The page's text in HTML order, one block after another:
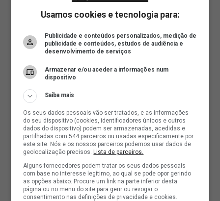
Usamos cookies e tecnologia para:
Publicidade e conteúdos personalizados, medição de
publicidade e conteúdos, estudos de audiência e
desenvolvimento de serviços
Armazenar e/ou aceder a informações num
dispositivo
Saiba mais
Os seus dados pessoais vão ser tratados, e as informações
do seu dispositivo (cookies, identificadores únicos e outros
dados do dispositivo) podem ser armazenadas, acedidas e
partilhadas com 544 parceiros ou usadas especificamente por
este site. Nós e os nossos parceiros podemos usar dados de
geolocalização precisos.Lista de parceiros.
Alguns fornecedores podem tratar os seus dados pessoais
com base no interesse legítimo, ao qual se pode opor gerindo
as opções abaixo. Procure um link na parte inferior desta
página ou no menu do site para gerir ou revogar o
consentimento nas definições de privacidade e cookies.